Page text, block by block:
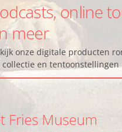
online
meer
onze digitale producten
collectie en tentoonstellingen
Fries Museum